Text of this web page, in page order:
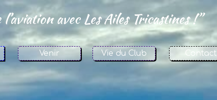
avec Les Ailes Tricastines !”
Contact
Venir Vie du Club